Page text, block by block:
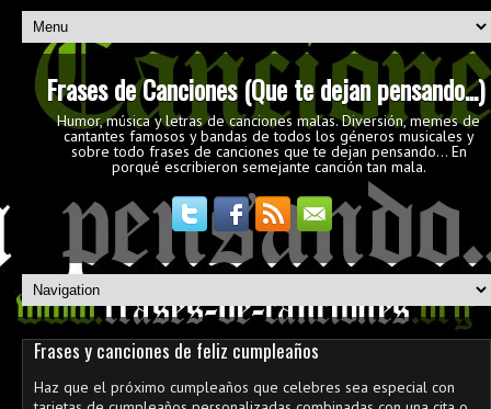
Frases de Canciones (Que te dejan pensando...)
Humor, música y letras de canciones malas. Diversión, memes de
cantantes famosos y bandas de todos los géneros musicales y
sobre todo frases de canciones que te dejan pensando... En
porqué escribieron semejante canción tan mala.
Frases y canciones de feliz cumpleaños
Haz que el próximo cumpleaños que celebres sea especial con